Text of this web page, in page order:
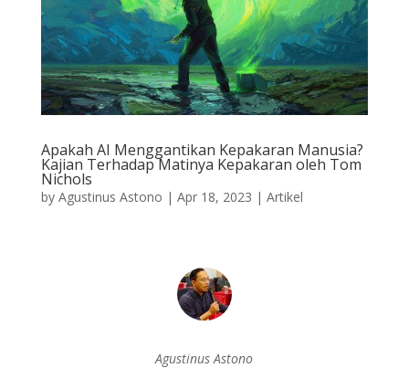
Apakah AI Menggantikan Kepakaran Manusia?
Kajian Terhadap Matinya Kepakaran oleh Tom
Nichols
by Agustinus Astono | Apr 18, 2023 | Artikel
Agustinus Astono